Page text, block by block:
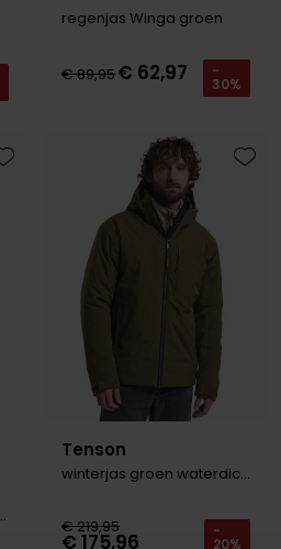
regenjas Winga groen
€ 89,95€ 62,97 -
30%
met capuchon
Toevoegen aan favorieten
Tenson
winterjas groen waterdicht
€ 219,95
€ 175,96 -
20%